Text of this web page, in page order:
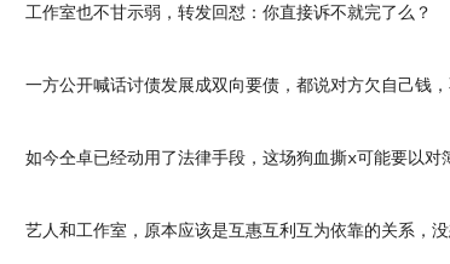
工作室也不甘示弱，转发回怼：你直接诉不就完了么？
一方公开喊话讨债发展成双向要债，都说对方欠自己钱，
如今仝卓已经动用了法律手段，这场狗血撕x可能要以对
艺人和工作室，原本应该是互惠互利互为依靠的关系，没